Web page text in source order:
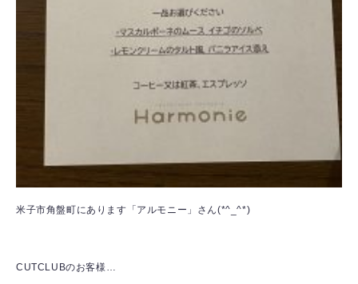
米子市角盤町にあります「アルモニー」さん(*^_^*)
CUTCLUBのお客様…